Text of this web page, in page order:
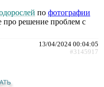
по фотографии
про решение проблем с
13/04/2024 00:04:05
#3145917